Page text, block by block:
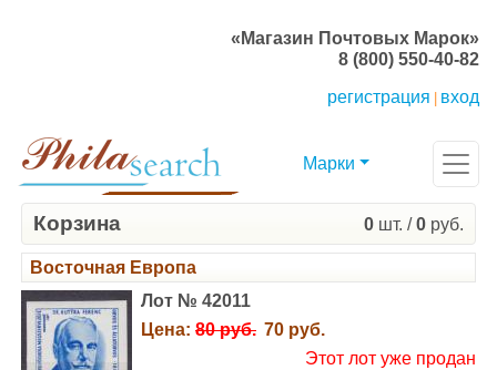
«Магазин Почтовых Марок»
8 (800) 550-40-82
регистрация
вход
Марки
Корзина 0 шт. /0 руб.
Восточная Европа
Лот № 42011
Цена: 80 руб. 70 руб.
Этот лот уже продан